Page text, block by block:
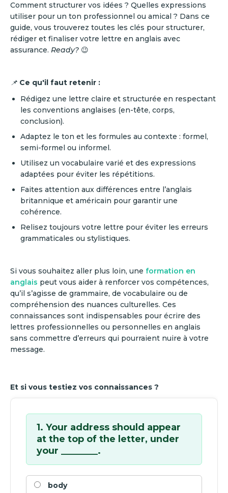
Comment structurer vos idées ? Quelles expressions
utiliser pour un ton professionnel ou amical ? Dans ce
guide, vous trouverez toutes les clés pour structurer,
rédiger et finaliser votre lettre en anglais avec
assurance. Ready? 😉
📌 Ce qu'il faut retenir :
Rédigez une lettre claire et structurée en respectant
les conventions anglaises (en-tête, corps,
conclusion).
Adaptez le ton et les formules au contexte : formel,
semi-formel ou informel.
Utilisez un vocabulaire varié et des expressions
adaptées pour éviter les répétitions.
Faites attention aux différences entre l’anglais
britannique et américain pour garantir une
cohérence.
Relisez toujours votre lettre pour éviter les erreurs
grammaticales ou stylistiques.
Si vous souhaitez aller plus loin, une formation en
anglais peut vous aider à renforcer vos compétences,
qu’il s’agisse de grammaire, de vocabulaire ou de
compréhension des nuances culturelles. Ces
connaissances sont indispensables pour écrire des
lettres professionnelles ou personnelles en anglais
sans commettre d’erreurs qui pourraient nuire à votre
message.
Et si vous testiez vos connaissances ?
1. Your address should appear
at the top of the letter, under
your ________.
body